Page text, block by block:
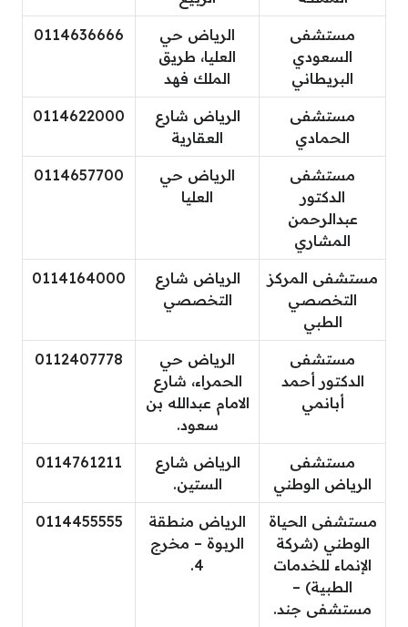
مستشفى
السعودي
البريطاني
الرياض حي
العليا، طريق
الملك فهد
0114636666
مستشفى
الحمادي
الرياض شارع
العقارية
0114622000
مستشفى
الدكتور
عبدالرحمن
المشاري
الرياض حي
العليا
0114657700
مستشفى المركز
التخصصي
الطبي
الرياض شارع
التخصصي
0114164000
مستشفى
الدكتور أحمد
أبانمي
الرياض حي
الحمراء، شارع
الامام عبدالله بن
سعود.
0112407778
مستشفى
الرياض الوطني
الرياض شارع
الستين.
0114761211
مستشفى الحياة
الوطني (شركة
الإنماء للخدمات
الطبية) –
مستشفى جند.
الرياض منطقة
الربوة – مخرج
4.
0114455555